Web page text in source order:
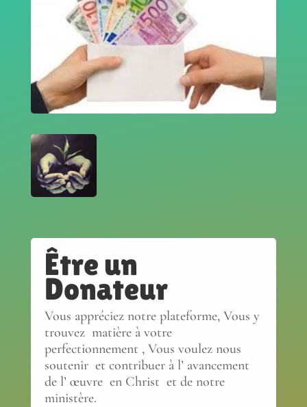
Être un
Donateur
Vous appréciez notre plateforme, Vous y
trouvez matière à votre
perfectionnement , Vous voulez nous
soutenir et contribuer à l’ avancement
de l’ œuvre en Christ et de notre
ministère.